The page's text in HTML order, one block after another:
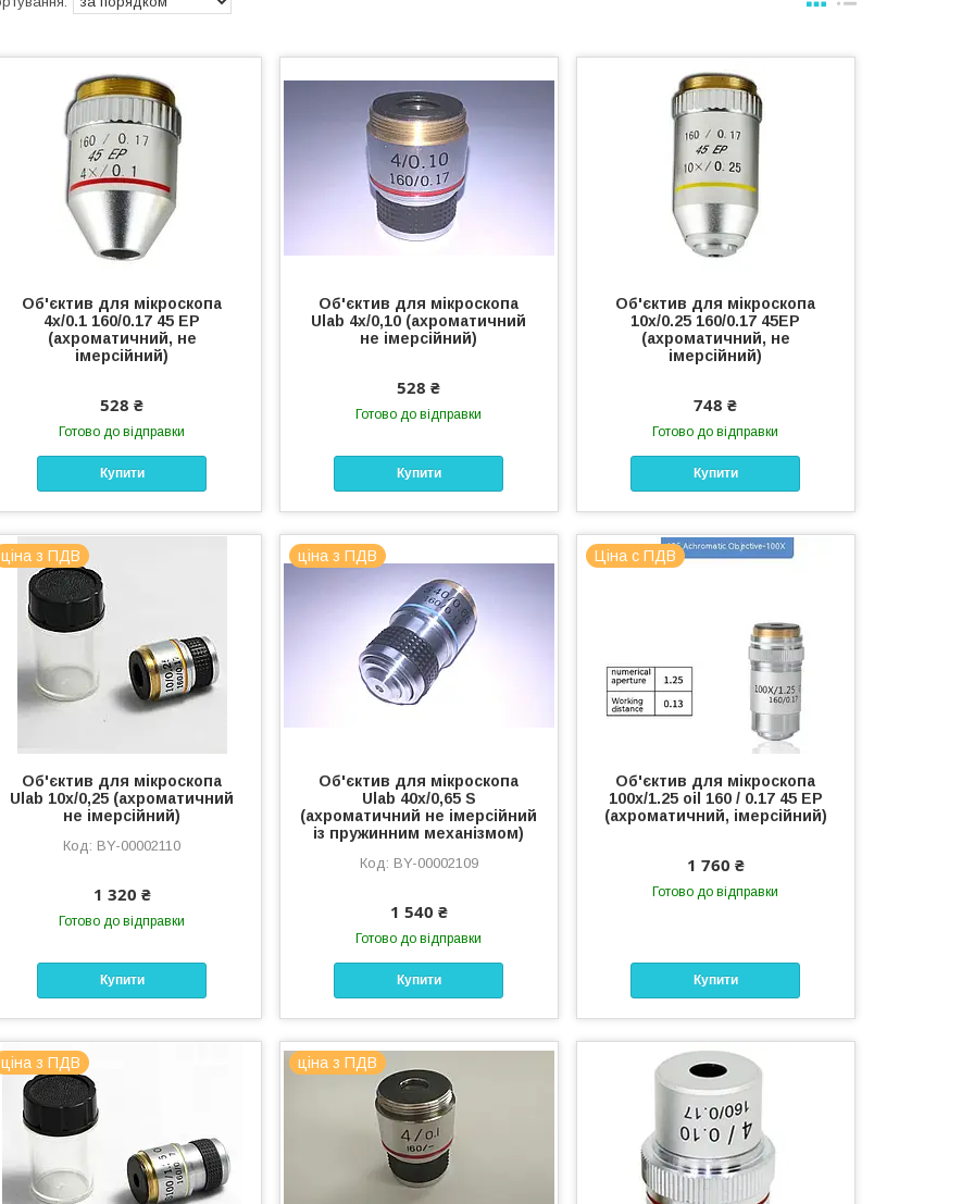
Об'єктив для мікроскопа
4х/0.1 160/0.17 45 ЕР
(ахроматичний, не
імерсійний)
528 ₴
Готово до відправки
Купити
Об'єктив для мікроскопа
Ulab 4х/0,10 (ахроматичний
не імерсійний)
528 ₴
Готово до відправки
Купити
Об'єктив для мікроскопа
10х/0.25 160/0.17 45ЕР
(ахроматичний, не
імерсійний)
748 ₴
Готово до відправки
Купити
ціна з ПДВ
Об'єктив для мікроскопа
Ulab 10х/0,25 (ахроматичний
не імерсійний)
BY-00002110
1 320 ₴
Готово до відправки
Купити
ціна з ПДВ
Об'єктив для мікроскопа
Ulab 40х/0,65 S
(ахроматичний не імерсійний
із пружинним механізмом)
BY-00002109
1 540 ₴
Готово до відправки
Купити
Ціна с ПДВ
Об'єктив для мікроскопа
100х/1.25 oil 160 / 0.17 45 ЕР
(ахроматичний, імерсійний)
1 760 ₴
Готово до відправки
Купити
ціна з ПДВ ціна з ПДВ